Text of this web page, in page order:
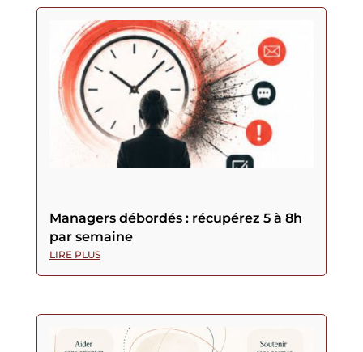
Managers débordés : récupérez 5 à 8h
par semaine
LIRE PLUS